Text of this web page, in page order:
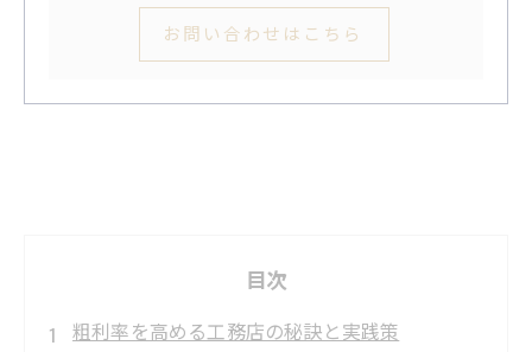
お問い合わせはこちら
目次
粗利率を高める工務店の秘訣と実践策